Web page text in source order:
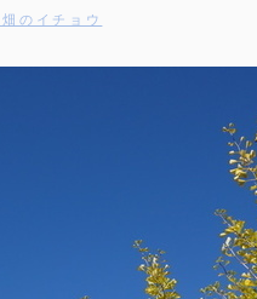
のイチョウ